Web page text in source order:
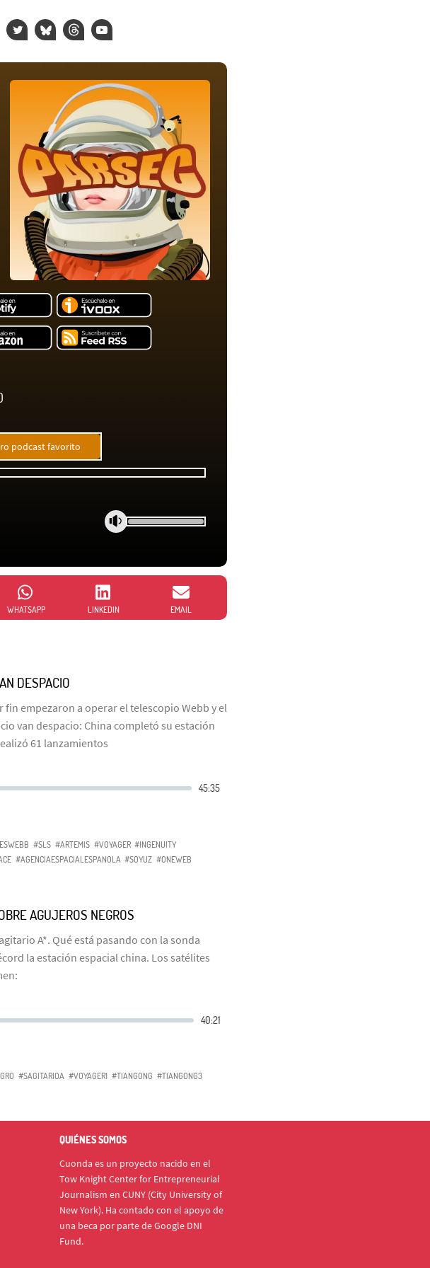
podcast favorito
WHATSAPP LINKEDIN EMAIL
DESPACIO
fin empezaron a operar el telescopio Webb y el
van despacio: China completó su estación
61 lanzamientos
#SLS #ARTEMIS #VOYAGER #INGENUITY
#AGENCIAESPACIALESPANOLA #SOYUZ #ONEWEB
AGUJEROS NEGROS
A*. Qué está pasando con la sonda
la estación espacial china. Los satélites
#SAGITARIOA #VOYAGER1 #TIANGONG #TIANGONG3
QUIÉNES SOMOS
Cuonda es un proyecto nacido en el
Tow Knight Center for Entrepreneurial
Journalism en CUNY (City University of
New York). Ha contado con el apoyo de
una beca por parte de Google DNI
Fund.